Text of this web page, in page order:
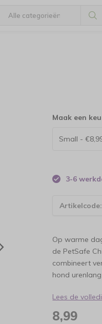
Maak een
3-6
Artikelcode:
Op warme
de PetSafe
combineert
hond
Lees de
8,99